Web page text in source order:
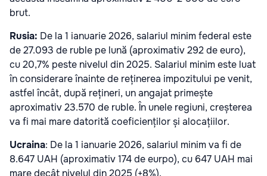
brut.
Rusia: De la 1 ianuarie 2026, salariul minim federal este
de 27.093 de ruble pe lună (aproximativ 292 de euro),
cu 20,7% peste nivelul din 2025. Salariul minim este luat
în considerare înainte de reținerea impozitului pe venit,
astfel încât, după rețineri, un angajat primește
aproximativ 23.570 de ruble. În unele regiuni, creșterea
va fi mai mare datorită coeficienților și alocațiilor.
Ucraina: De la 1 ianuarie 2026, salariul minim va fi de
8.647 UAH (aproximativ 174 de eurpo), cu 647 UAH mai